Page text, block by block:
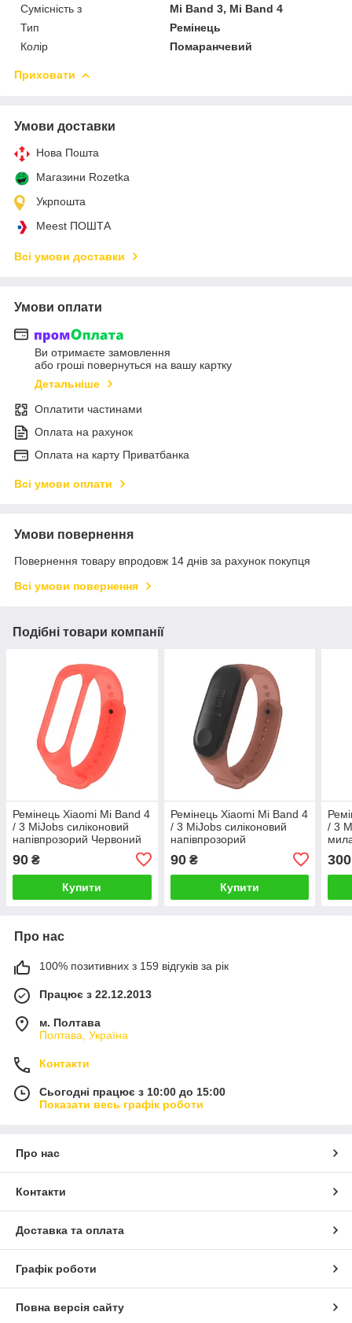
Сумісність з
Mi Band 3, Mi Band 4
Тип
Ремінець
Колір
Помаранчевий
Приховати
Умови доставки
Нова Пошта
Магазини Rozetka
Укрпошта
Meest ПОШТА
Всі умови доставки
Умови оплати
Ви отримаєте замовлення
або гроші повернуться на вашу картку
Детальніше
Оплатити частинами
Оплата на рахунок
Оплата на карту Приватбанка
Всі умови оплати
Умови повернення
Повернення товару впродовж 14 днів за рахунок покупця
Всі умови повернення
Подібні товари компанії
Ремінець Xiaomi Mi Band 4
/ 3 MiJobs силіконовий
напівпрозорий Червоний
90 ₴
Купити
Ремінець Xiaomi Mi Band 4
/ 3 MiJobs силіконовий
напівпрозорий
90₴
Купити
/ 3
300
Про нас
100% позитивних з 159 відгуків за рік
Працює з 22.12.2013
м. Полтава
Полтава, Україна
Контакти
Сьогодні працює з 10:00 до 15:00
Показати весь графік роботи
Про нас
Контакти
Доставка та оплата
Графік роботи
Повна версія сайту